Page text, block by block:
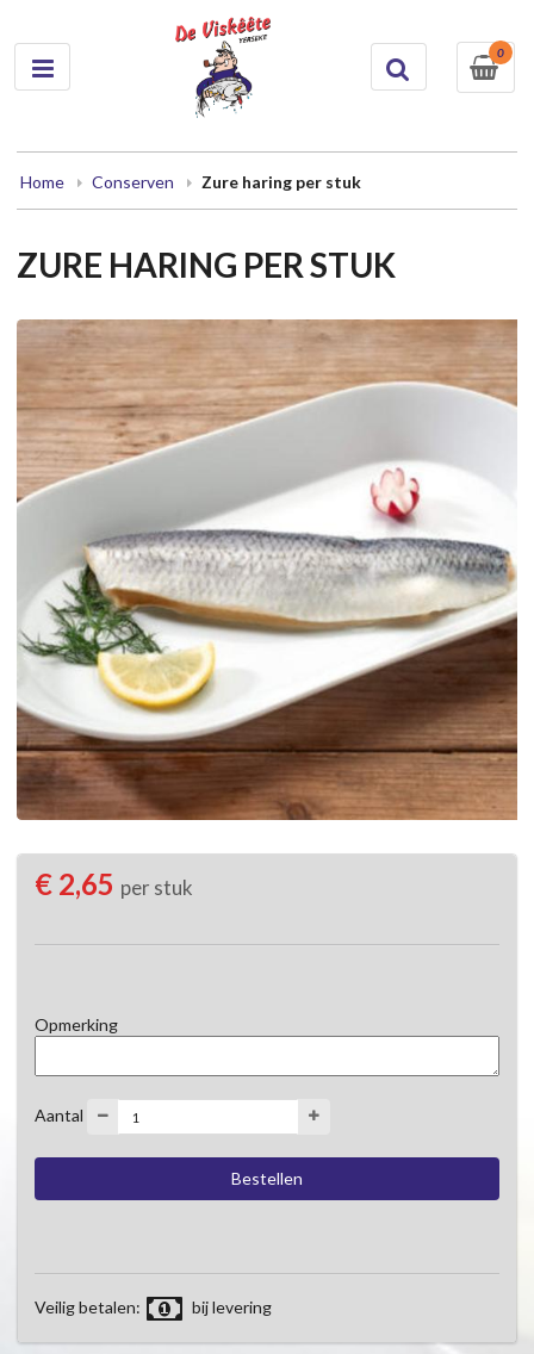
0
Home Conserven Zure haring per stuk
ZURE HARING PER STUK
€ 2,65 per stuk
Opmerking
Aantal
Veilig betalen: bij levering